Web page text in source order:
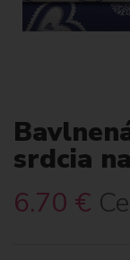
srdcia
6.70 €